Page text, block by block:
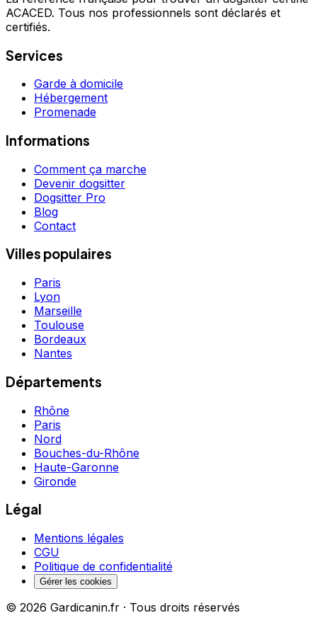
ACACED. Tous nos professionnels sont déclarés et
certifiés.
Services
Garde à domicile
Hébergement
Promenade
Informations
Comment ça marche
Devenir dogsitter
Dogsitter Pro
Blog
Contact
Villes populaires
Paris
Lyon
Marseille
Toulouse
Bordeaux
Nantes
Départements
Rhône
Paris
Nord
Bouches-du-Rhône
Haute-Garonne
Gironde
Légal
Mentions légales
CGU
Politique de confidentialité
Gérer les cookies
© 2026 Gardicanin.fr · Tous droits réservés